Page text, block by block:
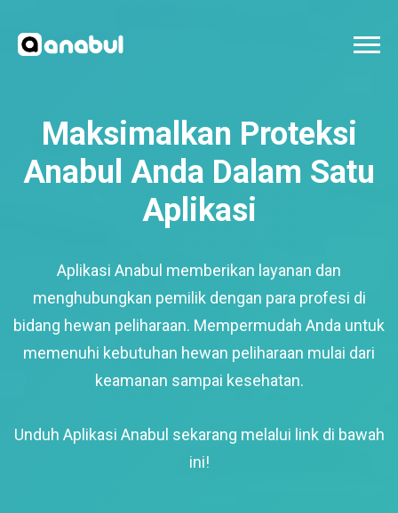
Maksimalkan Proteksi
Anabul Anda Dalam Satu
Aplikasi
Aplikasi Anabul memberikan layanan dan
menghubungkan pemilik dengan para profesi di
bidang hewan peliharaan. Mempermudah Anda untuk
memenuhi kebutuhan hewan peliharaan mulai dari
keamanan sampai kesehatan.
Unduh Aplikasi Anabul sekarang melalui link di bawah
ini!